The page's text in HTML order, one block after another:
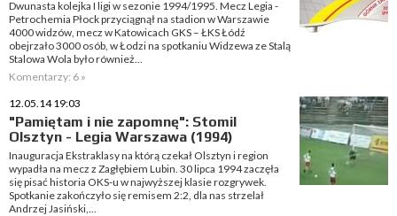
Dwunasta kolejka I ligi w sezonie 1994/1995. Mecz Legia -
Petrochemia Płock przyciągnął na stadion w Warszawie
4000 widzów, mecz w Katowicach GKS – ŁKS Łódź
obejrzało 3000 osób, w Łodzi na spotkaniu Widzewa ze Stalą
Stalowa Wola było również...
Komentarzy: 6 »
12.05.14 19:03
"Pamiętam i nie zapomnę": Stomil
Olsztyn - Legia Warszawa (1994)
Inauguracja Ekstraklasy na którą czekał Olsztyn i region
wypadła na mecz z Zagłębiem Lubin. 30 lipca 1994 zaczęła
się pisać historia OKS-u w najwyższej klasie rozgrywek.
Spotkanie zakończyło się remisem 2:2, dla nas strzelał
Andrzej Jasiński,...